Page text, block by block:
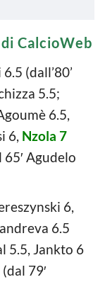
CalcioWeb
(dall’80’
5.5;
6.5,
6, Nzola 7
65′ Agudelo
6,
6.5
5.5, Jankto 6
79′